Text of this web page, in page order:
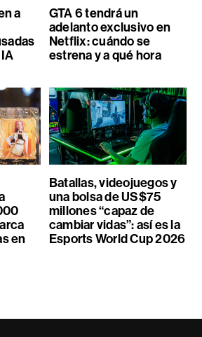
a
GTA 6 tendrá un
adelanto exclusivo en
Netflix: cuándo se
estrena y a qué hora
en
Batallas, videojuegos y
una bolsa de US$75
millones “capaz de
cambiar vidas”: así es la
Esports World Cup 2026